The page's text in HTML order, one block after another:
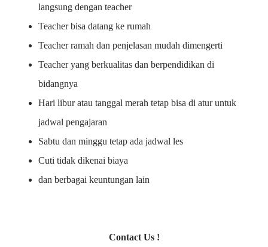
langsung dengan teacher
Teacher bisa datang ke rumah
Teacher ramah dan penjelasan mudah dimengerti
Teacher yang berkualitas dan berpendidikan di
bidangnya
Hari libur atau tanggal merah tetap bisa di atur untuk
jadwal pengajaran
Sabtu dan minggu tetap ada jadwal les
Cuti tidak dikenai biaya
dan berbagai keuntungan lain
Contact Us !